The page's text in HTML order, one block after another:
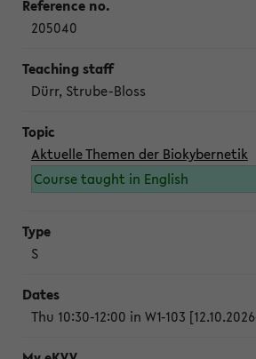
205040
Dürr, Strube-Bloss
Aktuelle Themen der Biokybernetik
Course taught in English
S
Thu 10:30-12:00 in W1-103